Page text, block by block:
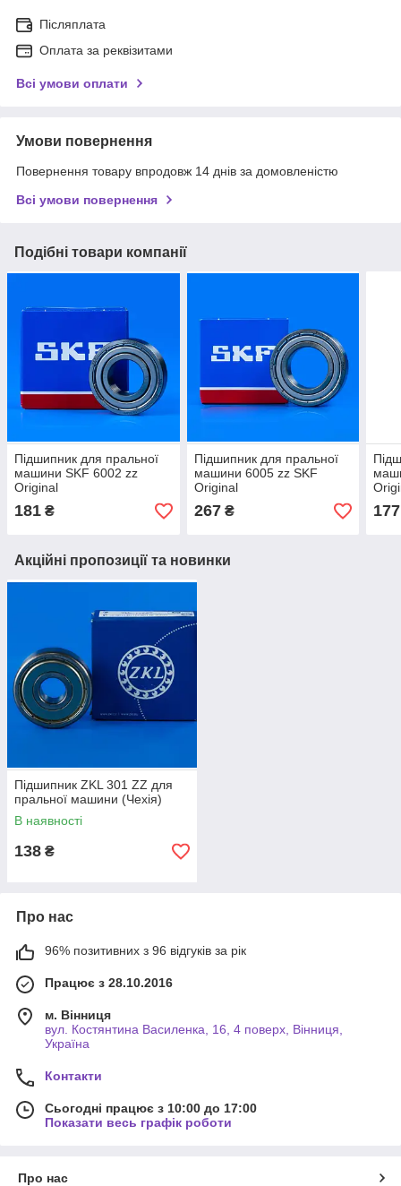
Післяплата
Оплата за реквізитами
Всі умови оплати
Умови повернення
Повернення товару впродовж 14 днів за домовленістю
Всі умови повернення
Подібні товари компанії
Підшипник для пральної
машини SKF 6002 zz
Original
181 ₴
Підшипник для пральної
машини 6005 zz SKF
Original
267₴ 177
Акційні пропозиції та новинки
Підшипник ZKL 301 ZZ для
пральної машини (Чехія)
В наявності
138 ₴
Про нас
96% позитивних з 96 відгуків за рік
Працює з 28.10.2016
м. Вінниця
вул. Костянтина Василенка, 16, 4 поверх, Вінниця,
Україна
Контакти
Сьогодні працює з 10:00 до 17:00
Показати весь графік роботи
Про нас